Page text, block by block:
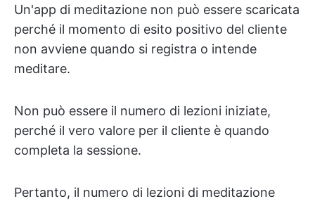
Un'app di meditazione non può essere scaricata
perché il momento di esito positivo del cliente
non avviene quando si registra o intende
meditare.
Non può essere il numero di lezioni iniziate,
perché il vero valore per il cliente è quando
completa la sessione.
Pertanto, il numero di lezioni di meditazione